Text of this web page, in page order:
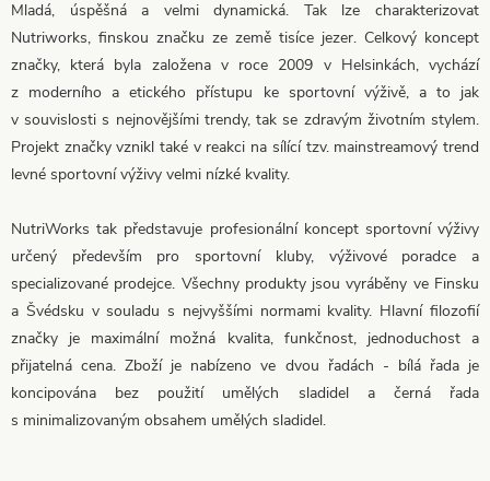
Mladá, úspěšná a velmi dynamická. Tak lze charakterizovat
Nutriworks, finskou značku ze země tisíce jezer. Celkový koncept
značky, která byla založena v roce 2009 v Helsinkách, vychází
z moderního a etického přístupu ke sportovní výživě, a to jak
v souvislosti s nejnovějšími trendy, tak se zdravým životním stylem.
Projekt značky vznikl také v reakci na sílící tzv. mainstreamový trend
levné sportovní výživy velmi nízké kvality.
NutriWorks tak představuje profesionální koncept sportovní výživy
určený především pro sportovní kluby, výživové poradce a
specializované prodejce. Všechny produkty jsou vyráběny ve Finsku
a Švédsku v souladu s nejvyššími normami kvality. Hlavní filozofií
značky je maximální možná kvalita, funkčnost, jednoduchost a
přijatelná cena. Zboží je nabízeno ve dvou řadách - bílá řada je
koncipována bez použití umělých sladidel a černá řada
s minimalizovaným obsahem umělých sladidel.